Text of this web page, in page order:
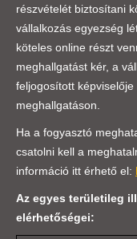
részvételét biztosítani
vállalkozás egyezség
köteles online részt
meghallgatást kér, a
feljogosított
meghallgatáson.
Ha a fogyasztó
csatolni kell a
információ itt érhető el:
Az egyes területileg
elérhetőségei: